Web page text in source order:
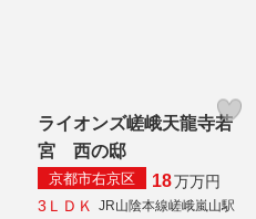
ライオンズ嵯峨天龍寺若
宮 西の邸
京都市右京区 18万万円
3ＬＤＫ
JR山陰本線嵯峨嵐山駅